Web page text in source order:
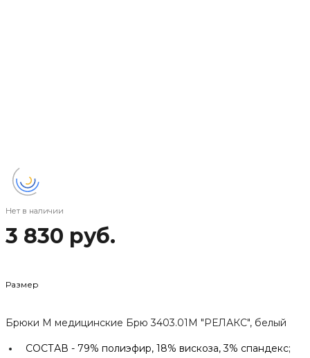
Нет в наличии
3 830 руб.
Размер
Брюки М медицинские Брю 3403.01М "РЕЛАКС", белый
СОСТАВ - 79% полиэфир, 18% вискоза, 3% спандекс;